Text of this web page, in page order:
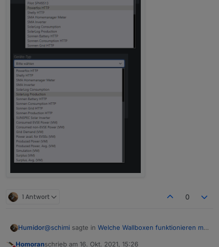
1 Antwort 0
Humidor@schimi sagte in Welche Wallboxen funktionieren mit
Homoranschrieb am 16. Okt. 2021, 15:26